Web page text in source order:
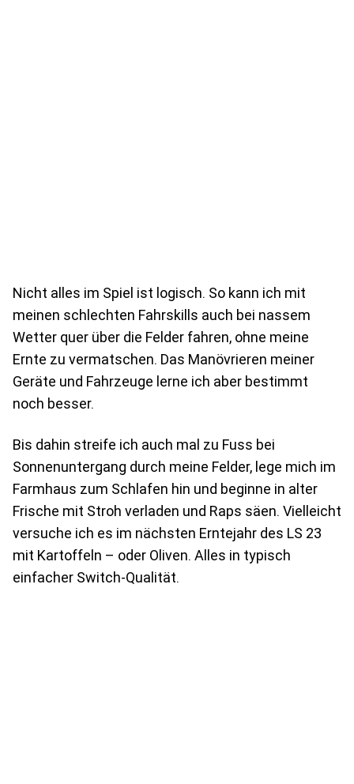
Nicht alles im Spiel ist logisch. So kann ich mit
meinen schlechten Fahrskills auch bei nassem
Wetter quer über die Felder fahren, ohne meine
Ernte zu vermatschen. Das Manövrieren meiner
Geräte und Fahrzeuge lerne ich aber bestimmt
noch besser.
Bis dahin streife ich auch mal zu Fuss bei
Sonnenuntergang durch meine Felder, lege mich im
Farmhaus zum Schlafen hin und beginne in alter
Frische mit Stroh verladen und Raps säen. Vielleicht
versuche ich es im nächsten Erntejahr des LS 23
mit Kartoffeln – oder Oliven. Alles in typisch
einfacher Switch-Qualität.